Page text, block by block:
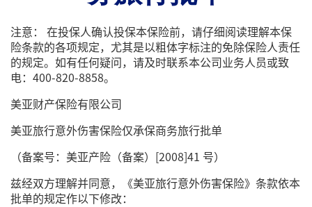
注意： 在投保人确认投保本保险前，请仔细阅读理解本保
险条款的各项规定，尤其是以粗体字标注的免除保险人责任
的规定。如有任何疑问，请及时联系本公司业务人员或致
电：400-820-8858。
美亚财产保险有限公司
美亚旅行意外伤害保险仅承保商务旅行批单
（备案号：美亚产险（备案）[2008]41 号）
兹经双方理解并同意，《美亚旅行意外伤害保险》条款依本
批单的规定作以下修改：